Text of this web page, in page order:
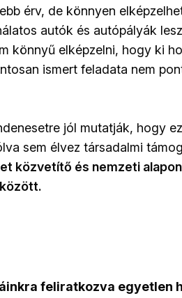
érv, de könnyen
autók és autópályák
könnyű elképzelni, hogy ki
ismert feladata nem
jól mutatják, hogy
sem élvez társadalmi
közvetítő és nemzeti
feliratkozva egyetlen